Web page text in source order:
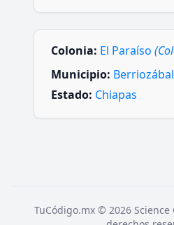
Colonia: El Paraíso
Municipio: Berriozábal
Estado: Chiapas
TuCódigo.mx © 2026